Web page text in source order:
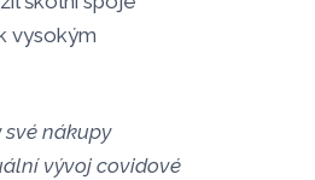
vysokým
své nákupy
vývoj covidové